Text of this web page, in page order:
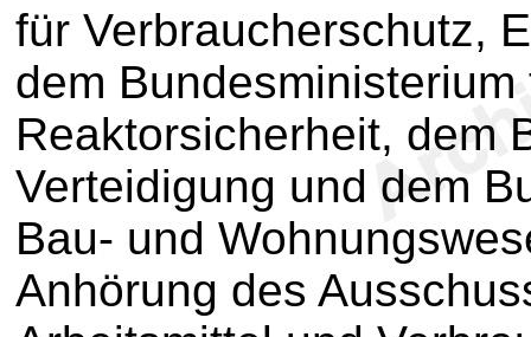
für Verbraucherschutz,
dem
Reaktorsicherheit, dem
Verteidigung und dem
Bau- und
Anhörung des